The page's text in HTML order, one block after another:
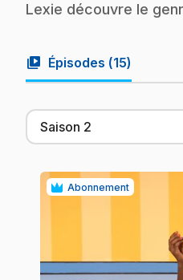
Lexie découvre le
video_library Épisodes (15)
Abonnement